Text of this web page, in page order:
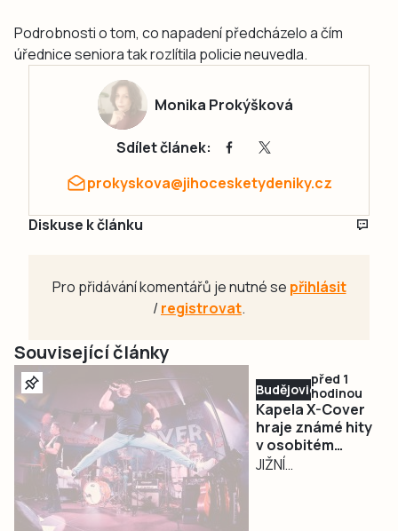
Podrobnosti o tom, co napadení předcházelo a čím
úřednice seniora tak rozlítila policie neuvedla.
Monika Prokýšková
Sdílet článek:
prokyskova@jihocesketydeniky.cz
Diskuse k článku
Pro přidávání komentářů je nutné se přihlásit
/registrovat.
Související články
Budějovicko
před 1
hodinou
Kapela X-Cover
hraje známé hity
v osobitém
pojetí a
JIŽNÍ